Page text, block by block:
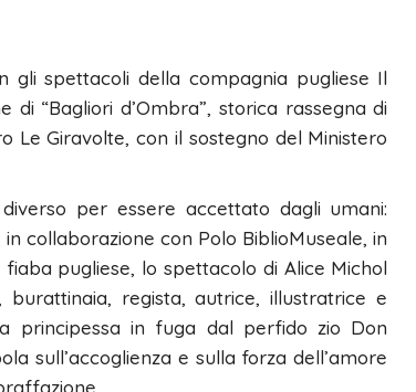
gli spettacoli della compagnia pugliese Il
“Bagliori d’Ombra”, storica rassegna di
Le Giravolte, con il sostegno del Ministero
per essere accettato dagli umani:
collaborazione con Polo BiblioMuseale, in
pugliese, lo spettacolo di Alice Michol
regista, autrice, illustratrice e
principessa in fuga dal perfido zio Don
sull’accoglienza e sulla forza dell’amore